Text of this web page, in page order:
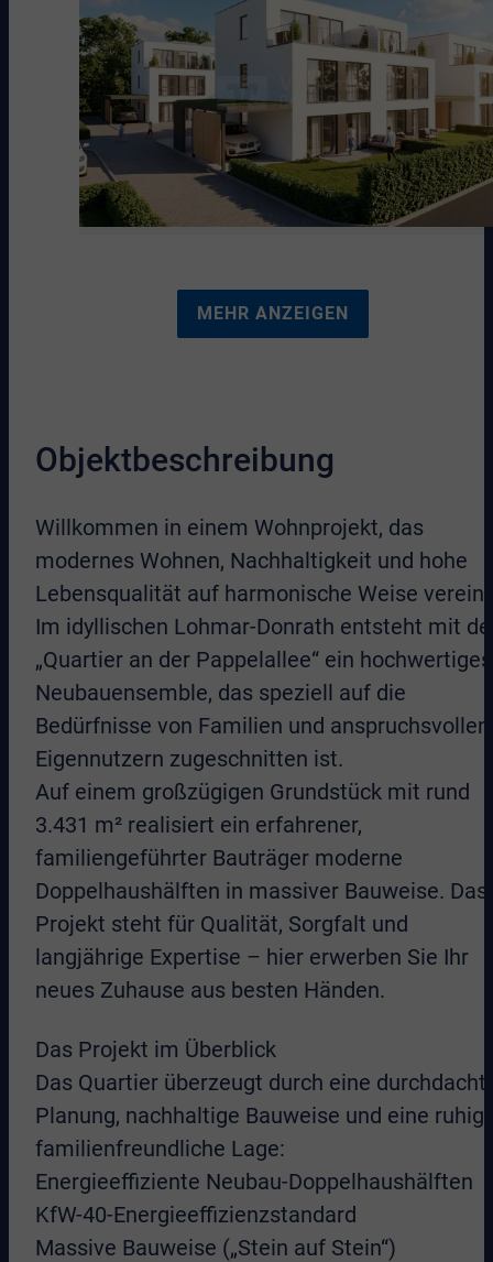
MEHR ANZEIGEN
Objektbeschreibung
Willkommen in einem Wohnprojekt, das
modernes Wohnen, Nachhaltigkeit und hohe
Lebensqualität auf harmonische Weise
Im idyllischen Lohmar-Donrath entsteht mit
„Quartier an der Pappelallee“ ein hochwertiges
Neubauensemble, das speziell auf die
Bedürfnisse von Familien und anspruchsvollen
Eigennutzern zugeschnitten ist.
Auf einem großzügigen Grundstück mit rund
3.431 m² realisiert ein erfahrener,
familiengeführter Bauträger moderne
Doppelhaushälften in massiver Bauweise. Das
Projekt steht für Qualität, Sorgfalt und
langjährige Expertise – hier erwerben Sie Ihr
neues Zuhause aus besten Händen.
Das Projekt im Überblick
Das Quartier überzeugt durch eine
Planung, nachhaltige Bauweise und eine
familienfreundliche Lage:
Energieeffiziente Neubau-Doppelhaushälften
KfW-40-Energieeffizienzstandard
Massive Bauweise („Stein auf Stein“)